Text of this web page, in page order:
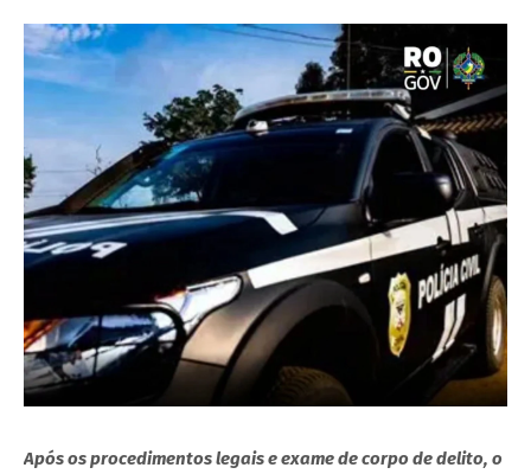
Após os procedimentos legais e exame de corpo de delito, o